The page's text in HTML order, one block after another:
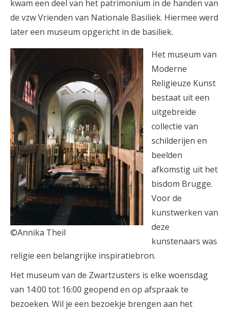
kwam een deel van het patrimonium in de handen van
de vzw Vrienden van Nationale Basiliek. Hiermee werd
later een museum opgericht in de basiliek.
©Annika Theil
Het museum van
Moderne
Religieuze Kunst
bestaat uit een
uitgebreide
collectie van
schilderijen en
beelden
afkomstig uit het
bisdom Brugge.
Voor de
kunstwerken van
deze
kunstenaars was
religie een belangrijke inspiratiebron.
Het museum van de Zwartzusters is elke woensdag
van 14:00 tot 16:00 geopend en op afspraak te
bezoeken. Wil je een bezoekje brengen aan het